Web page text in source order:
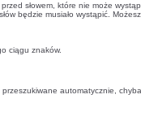
słowem, które nie może
będzie musiało wystąpić.
ciągu znaków.
automatycznie,